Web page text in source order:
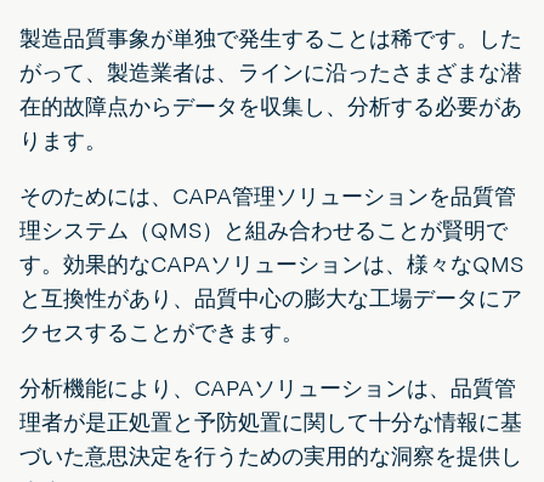
製造品質事象が単独で発生することは稀です。した
がって、製造業者は、ラインに沿ったさまざまな潜
在的故障点からデータを収集し、分析する必要があ
ります。
そのためには、CAPA管理ソリューションを品質管
理システム（QMS）と組み合わせることが賢明で
す。効果的なCAPAソリューションは、様々なQMS
と互換性があり、品質中心の膨大な工場データにア
クセスすることができます。
分析機能により、CAPAソリューションは、品質管
理者が是正処置と予防処置に関して十分な情報に基
づいた意思決定を行うための実用的な洞察を提供し